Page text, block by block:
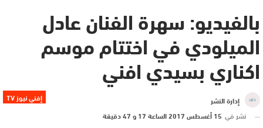
بالفيديو: سهرة الفنان عادل
الميلودي في اختتام موسم
اكناري بسيدي افني
إفني نيوز TV
إدارة النشر
نشر في 15 أغسطس 2017 الساعة 17 و 47 دقيقة